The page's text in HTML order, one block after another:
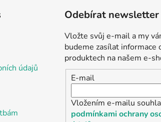
údajů
Odebírat newsletter
Vložte svůj e-mail a my
budeme zasílat informace
produktech na našem e-
E-mail
Vložením e-mailu
podmínkami ochrany